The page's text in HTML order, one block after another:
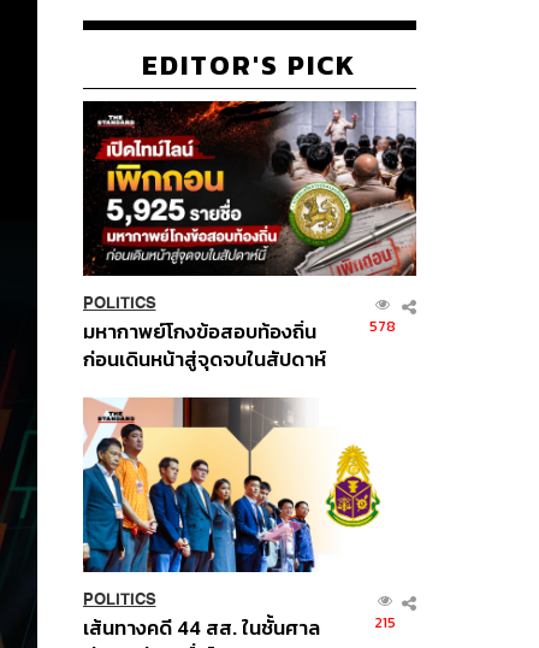
EDITOR'S PICK
POLITICS
มหากาพย์โกงข้อสอบท้องถิ่น
ก่อนเดินหน้าสู่จุดจบในสัปดาห์
578
POLITICS
เส้นทางคดี 44 สส. ในชั้นศาล
215